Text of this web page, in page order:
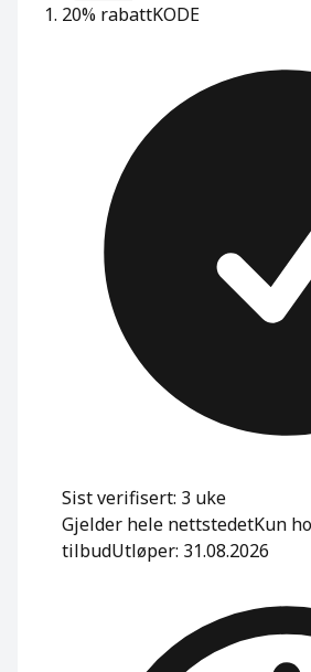
20% rabattKODE
Sist verifisert: 3 uke
Gjelder hele nettstedetKun
tilbudUtløper: 31.08.2026